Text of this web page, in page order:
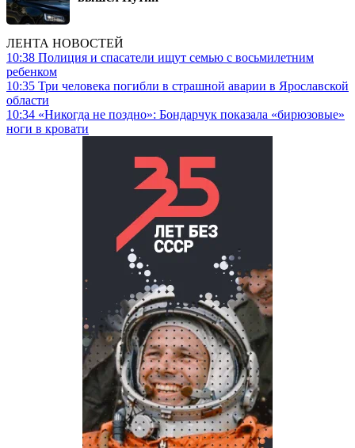
ЛЕНТА НОВОСТЕЙ
10:38 Полиция и спасатели ищут семью с восьмилетним
ребенком
10:35 Три человека погибли в страшной аварии в Ярославской
области
10:34 «Никогда не поздно»: Бондарчук показала «бирюзовые»
ноги в кровати